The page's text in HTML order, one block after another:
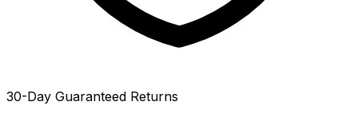
30-Day Guaranteed Returns